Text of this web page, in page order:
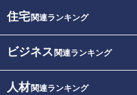
住宅関連ランキング
ビジネス 関連ランキング
人材関連ランキング